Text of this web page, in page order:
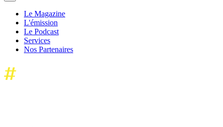
Le Magazine
L'émission
Le Podcast
Services
Nos Partenaires